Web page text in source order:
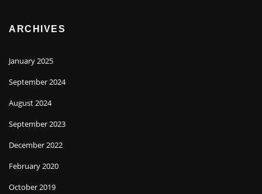
ARCHIVES
January 2025
September 2024
August 2024
September 2023
December 2022
February 2020
October 2019